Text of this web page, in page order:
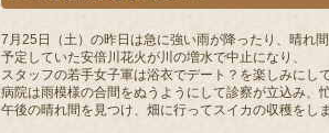
7月25日（土）の昨日は急に強い雨が降ったり、晴れ
予定していた安倍川花火が川の増水で中止になり、
スタッフの若手女子軍は浴衣でデート？を楽しみにし
病院は雨模様の合間をぬうようにして診察が立込み、
午後の晴れ間を見つけ、畑に行ってスイカの収穫をしま